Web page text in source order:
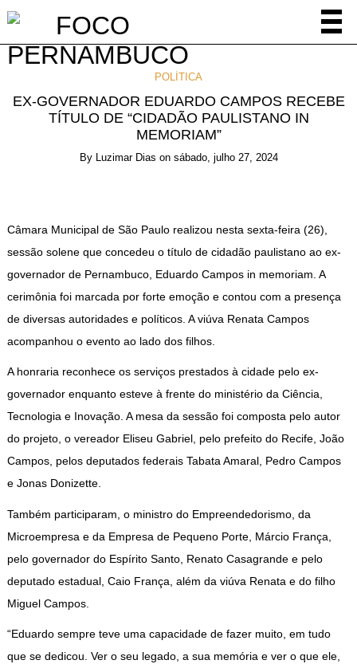
POLÍTICA
EX-GOVERNADOR EDUARDO CAMPOS RECEBE
TÍTULO DE “CIDADÃO PAULISTANO IN
MEMORIAM”
By Luzimar Dias on sábado, julho 27, 2024
Câmara Municipal de São Paulo realizou nesta sexta-feira (26),
sessão solene que concedeu o título de cidadão paulistano ao ex-
governador de Pernambuco, Eduardo Campos in memoriam. A
cerimônia foi marcada por forte emoção e contou com a presença
de diversas autoridades e políticos. A viúva Renata Campos
acompanhou o evento ao lado dos filhos.
A honraria reconhece os serviços prestados à cidade pelo ex-
governador enquanto esteve à frente do ministério da Ciência,
Tecnologia e Inovação. A mesa da sessão foi composta pelo autor
do projeto, o vereador Eliseu Gabriel, pelo prefeito do Recife, João
Campos, pelos deputados federais Tabata Amaral, Pedro Campos
e Jonas Donizette.
Também participaram, o ministro do Empreendedorismo, da
Microempresa e da Empresa de Pequeno Porte, Márcio França,
pelo governador do Espírito Santo, Renato Casagrande e pelo
deputado estadual, Caio França, além da viúva Renata e do filho
Miguel Campos.
“Eduardo sempre teve uma capacidade de fazer muito, em tudo
que se dedicou. Ver o seu legado, a sua memória e ver o que ele,